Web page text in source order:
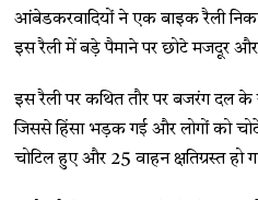
आंबेडकरवादियों ने एक बाइक रैली
इस रैली में बड़े पैमाने पर छोटे मजदूर
इस रैली पर कथित तौर पर बजरंग दल के
जिससे हिंसा भड़क गई और लोगों को
चोटिल हुए और 25 वाहन क्षतिग्रस्त हो